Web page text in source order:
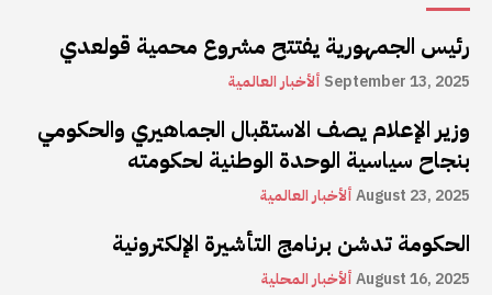
رئيس الجمهورية يفتتح مشروع محمية قولعدي
ألأخبار العالمية September 13, 2025
وزير الإعلام يصف الاستقبال الجماهيري والحكومي
بنجاح سياسية الوحدة الوطنية لحكومته
ألأخبار العالميةAugust 23, 2025
الحكومة تدشن برنامج التأشيرة الإلكترونية
ألأخبار المحليةAugust 16, 2025